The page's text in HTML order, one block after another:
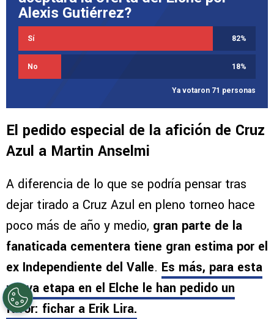
Alexis Gutiérrez?
Sí 82%
No 18%
Ya votaron 71 personas
El pedido especial de la afición de Cruz
Azul a Martin Anselmi
A diferencia de lo que se podría pensar tras
dejar tirado a Cruz Azul en pleno torneo hace
poco más de año y medio, gran parte de la
fanaticada cementera tiene gran estima por el
ex Independiente del Valle. Es más, para esta
nueva etapa en el Elche le han pedido un
favor: fichar a Erik Lira.